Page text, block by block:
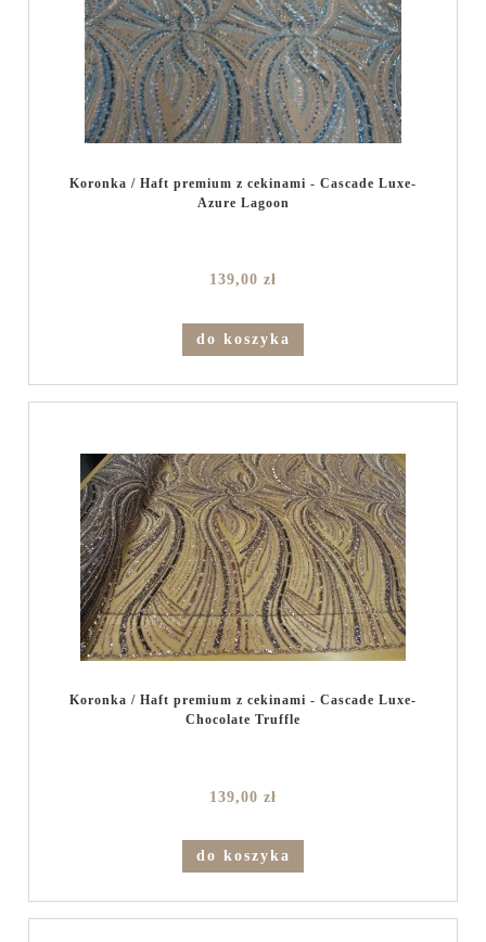
Koronka / Haft premium z cekinami - Cascade Luxe-
Azure Lagoon
139,00 zł
do koszyka
Koronka / Haft premium z cekinami - Cascade Luxe-
Chocolate Truffle
139,00 zł
do koszyka